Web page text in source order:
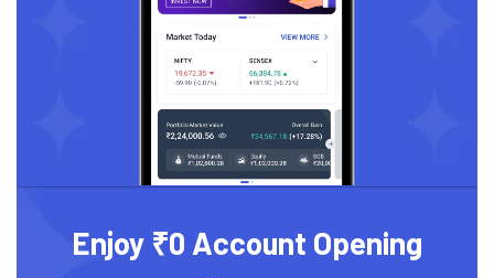
Enjoy ₹0 Account Opening